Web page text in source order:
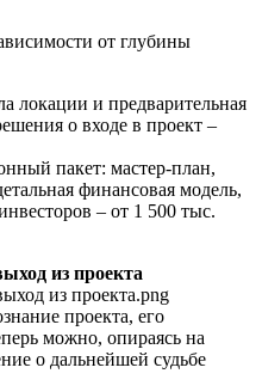
от глубины
локации и предварительная
о входе в проект –
пакет: мастер-план,
финансовая модель,
– от 1 500 тыс.
из проекта
проекта, его
можно, опираясь на
о дальнейшей судьбе